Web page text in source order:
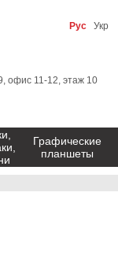
Рус Укр
офис 11-12, этаж 10
Графические
планшеты